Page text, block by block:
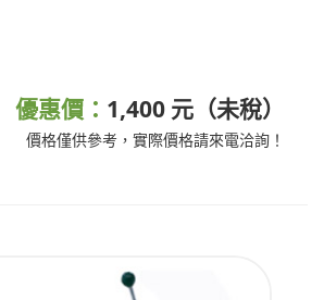
優惠價： 1,400 元（未稅）
價格僅供參考，實際價格請來電洽詢！